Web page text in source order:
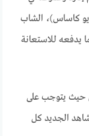
كاساس)، الشاب
يدفعه للاستعانة
حيث يتوجب على
الجديد كل